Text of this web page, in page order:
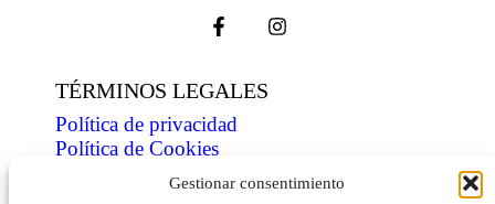
Gestionar consentimiento
TÉRMINOS LEGALES
Política de privacidad
Política de Cookies
Condiciones de venta